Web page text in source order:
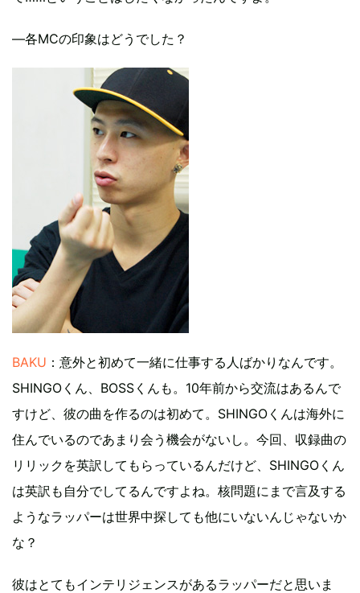
―各MCの印象はどうでした？
BAKU ：意外と初めて一緒に仕事する人ばかりなんです。
SHINGOくん、BOSSくんも。10年前から交流はあるんで
すけど、彼の曲を作るのは初めて。SHINGOくんは海外に
住んでいるのであまり会う機会がないし。今回、収録曲の
リリックを英訳してもらっているんだけど、SHINGOくん
は英訳も自分でしてるんですよね。核問題にまで言及する
ようなラッパーは世界中探しても他にいないんじゃないか
な？
彼はとてもインテリジェンスがあるラッパーだと思いま